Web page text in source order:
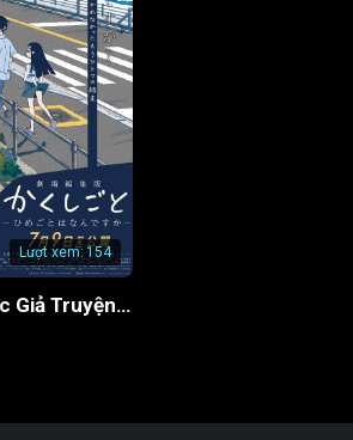
Lượt xem: 154
Cha Tôi Là Tác Giả Truyện Tranh Thô Tục